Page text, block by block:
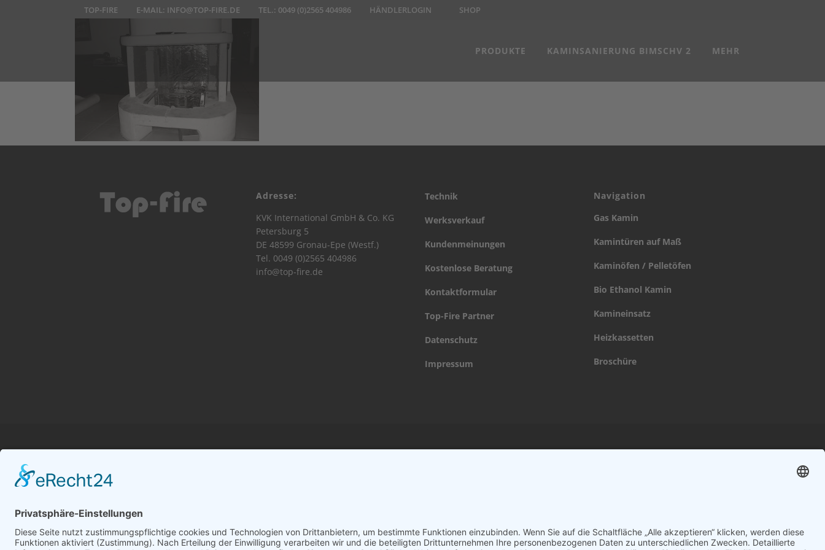
TOP-FIRE E-MAIL: INFO@TOP-FIRE.DE TEL.: 0049 (0)2565 404986 HÄNDLERLOGIN SHOP
PRODUKTE KAMINSANIERUNG BIMSCHV 2 MEHR
Adresse:
KVK International GmbH & Co. KG
Petersburg 5
DE 48599 Gronau-Epe (Westf.)
Tel. 0049 (0)2565 404986
info@top-fire.de
Technik
Werksverkauf
Kundenmeinungen
Kostenlose Beratung
Kontaktformular
Top-Fire Partner
Datenschutz
Impressum
Navigation
Gas Kamin
Kamintüren auf Maß
Kaminöfen / Pelletöfen
Bio Ethanol Kamin
Kamineinsatz
Heizkassetten
Broschüre